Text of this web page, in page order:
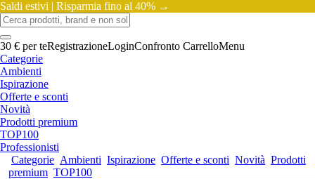
Saldi estivi | Risparmia fino al 40% →
30 € per teRegistrazioneLoginConfronto CarrelloMenu
Categorie
Ambienti
Ispirazione
Offerte e sconti
Novità
Prodotti premium
TOP100
Professionisti
Categorie Ambienti Ispirazione Offerte e sconti Novità Prodotti
premium TOP100